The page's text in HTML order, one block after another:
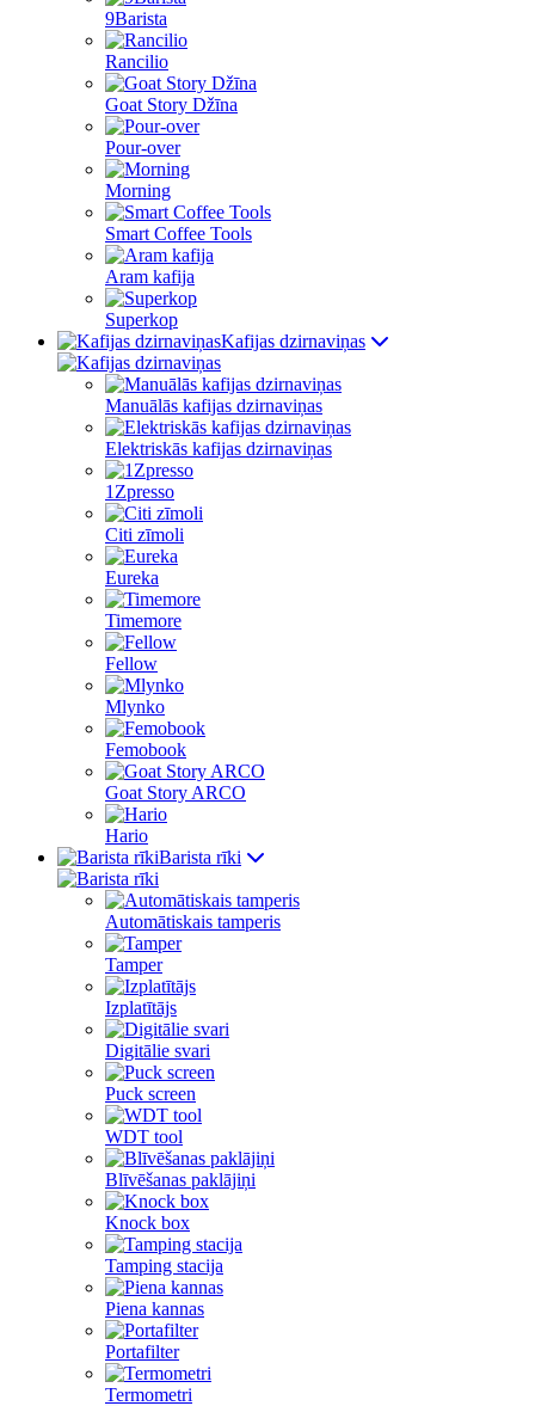
9Barista
Rancilio
Goat Story Džīna
Pour-over
Morning
Smart Coffee Tools
Aram kafija
Superkop
Kafijas dzirnaviņas
Manuālās kafijas dzirnaviņas
Elektriskās kafijas dzirnaviņas
1Zpresso
Citi zīmoli
Eureka
Timemore
Fellow
Mlynko
Femobook
Goat Story ARCO
Hario
Barista rīki
Automātiskais tamperis
Tamper
Izplatītājs
Digitālie svari
Puck screen
WDT tool
Blīvēšanas paklājiņi
Knock box
Tamping stacija
Piena kannas
Portafilter
Termometri